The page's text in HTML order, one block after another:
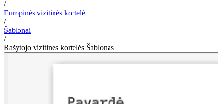
/
Europinės vizitinės kortelė...
/
Šablonai
/
Rašytojo vizitinės kortelės Šablonas